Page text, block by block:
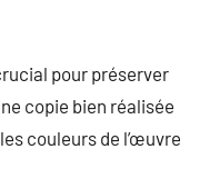
pour préserver
copie bien réalisée
couleurs de l’œuvre